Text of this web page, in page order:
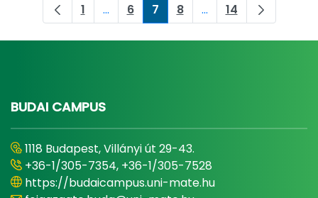
Oldal
1 ...Köztes oldalak Navigáljon a TAB
Oldal
6 Oldal
7 Oldal
8 ...Köztes oldalak
Oldal
14
BUDAI CAMPUS
1118 Budapest, Villányi út 29-43.
+36-1/305-7354, +36-1/305-7528
https://budaicampus.uni-mate.hu